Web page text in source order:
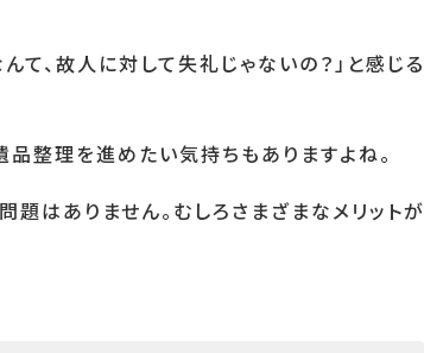
、故人に対して失礼じゃないの？」と感じる
整理を進めたい気持ちもありますよね。
はありません。むしろさまざまなメリットが